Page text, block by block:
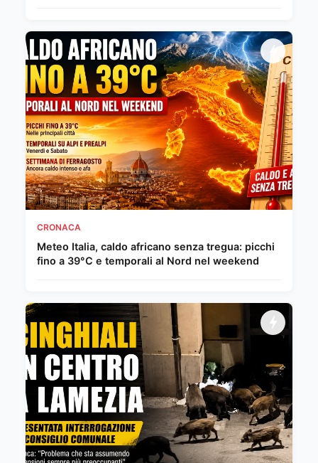
CRONACA
Meteo Italia, caldo africano senza tregua: picchi
fino a 39°C e temporali al Nord nel weekend